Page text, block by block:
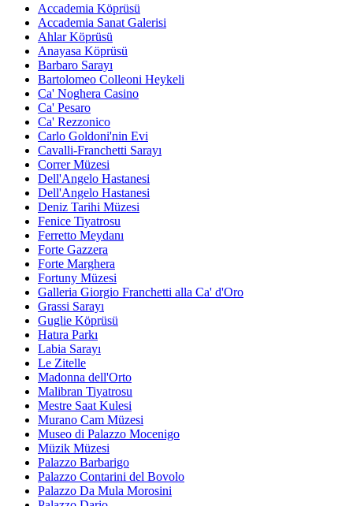
Accademia Köprüsü
Accademia Sanat Galerisi
Ahlar Köprüsü
Anayasa Köprüsü
Barbaro Sarayı
Bartolomeo Colleoni Heykeli
Ca' Noghera Casino
Ca' Pesaro
Ca' Rezzonico
Carlo Goldoni'nin Evi
Cavalli-Franchetti Sarayı
Correr Müzesi
Dell'Angelo Hastanesi
Dell'Angelo Hastanesi
Deniz Tarihi Müzesi
Fenice Tiyatrosu
Ferretto Meydanı
Forte Gazzera
Forte Marghera
Fortuny Müzesi
Galleria Giorgio Franchetti alla Ca' d'Oro
Grassi Sarayı
Guglie Köprüsü
Hatıra Parkı
Labia Sarayı
Le Zitelle
Madonna dell'Orto
Malibran Tiyatrosu
Mestre Saat Kulesi
Murano Cam Müzesi
Museo di Palazzo Mocenigo
Müzik Müzesi
Palazzo Barbarigo
Palazzo Contarini del Bovolo
Palazzo Da Mula Morosini